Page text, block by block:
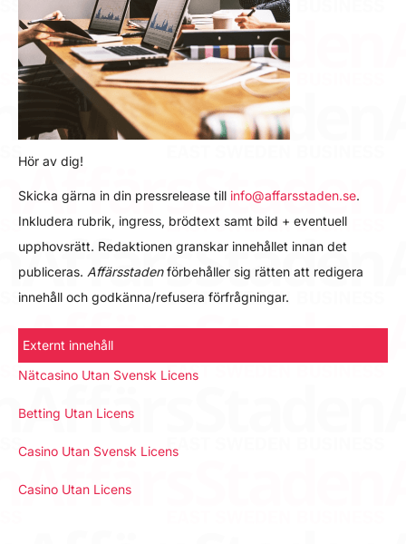
Hör av dig!
Skicka gärna in din pressrelease till info@affarsstaden.se.
Inkludera rubrik, ingress, brödtext samt bild + eventuell
upphovsrätt. Redaktionen granskar innehållet innan det
publiceras. Affärsstadenförbehåller sig rätten att redigera
innehåll och godkänna/refusera förfrågningar.
Externt innehåll
Nätcasino Utan Svensk Licens
Betting Utan Licens
Casino Utan Svensk Licens
Casino Utan Licens